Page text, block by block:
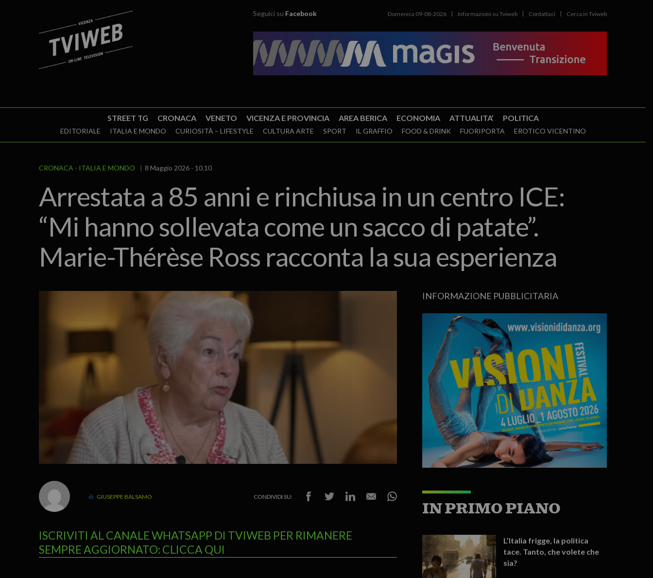
Seguici su Facebook Domenica 09-08-2026 Informazioni su Tviweb Contattaci Cerca in Tviweb
STREET TG CRONACA VENETO VICENZA E PROVINCIA AREA BERICA ECONOMIA ATTUALITA’ POLITICA
EDITORIALE ITALIA E MONDO CURIOSITÀ – LIFESTYLE CULTURA ARTE SPORT IL GRAFFIO FOOD & DRINK FUORIPORTA EROTICO VICENTINO
CRONACA ITALIA E MONDO 8 Maggio 2026 - 10.10
Arrestata a 85 anni e rinchiusa in un centro ICE:
“Mi hanno sollevata come un sacco di patate”.
Marie-Thérèse Ross racconta la sua esperienza
GIUSEPPE BALSAMO CONDIVIDI SU:
ISCRIVITI AL CANALE WHATSAPP DI TVIWEB PER RIMANERE
SEMPRE AGGIORNATO: CLICCA QUI
INFORMAZIONE PUBBLICITARIA
IN PRIMO PIANO
L’Italia frigge, la politica
tace. Tanto, che volete che
sia?